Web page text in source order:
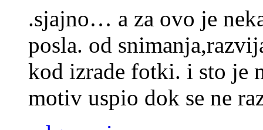
.sjajno… a za ovo je
posla. od
kod izrade fotki. i sto je
motiv uspio dok se ne